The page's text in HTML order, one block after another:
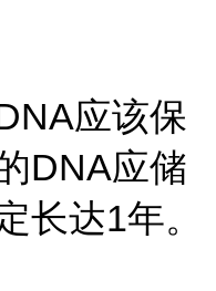
应该保
DNA应储
长达1年。